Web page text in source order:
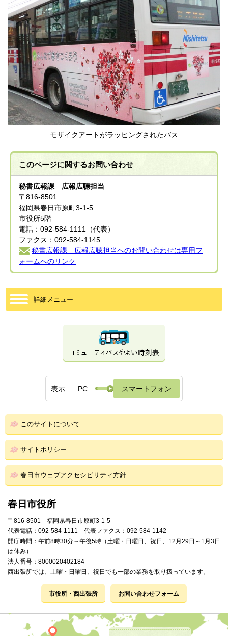
モザイクアートがラッピングされたバス
このページに関するお問い合わせ
秘書広報課 広報広聴担当
〒816-8501
福岡県春日市原町3-1-5
市役所5階
電話：092-584-1111（代表）
ファクス：092-584-1145
秘書広報課 広報広聴担当へのお問い合わせは専用フ
ォームへのリンク
詳細メニュー
表示 PC スマートフォン
このサイトについて
サイトポリシー
春日市ウェブアクセシビリティ方針
春日市役所
〒816-8501 福岡県春日市原町3-1-5
代表電話：092-584-1111 代表ファクス：092-584-1142
開庁時間：午前8時30分～午後5時（土曜・日曜日、祝日、12月29日～1月3日
は休み）
法人番号：8000020402184
西出張所では、土曜・日曜日、祝日でも一部の業務を取り扱っています。
市役所・西出張所 お問い合わせフォーム